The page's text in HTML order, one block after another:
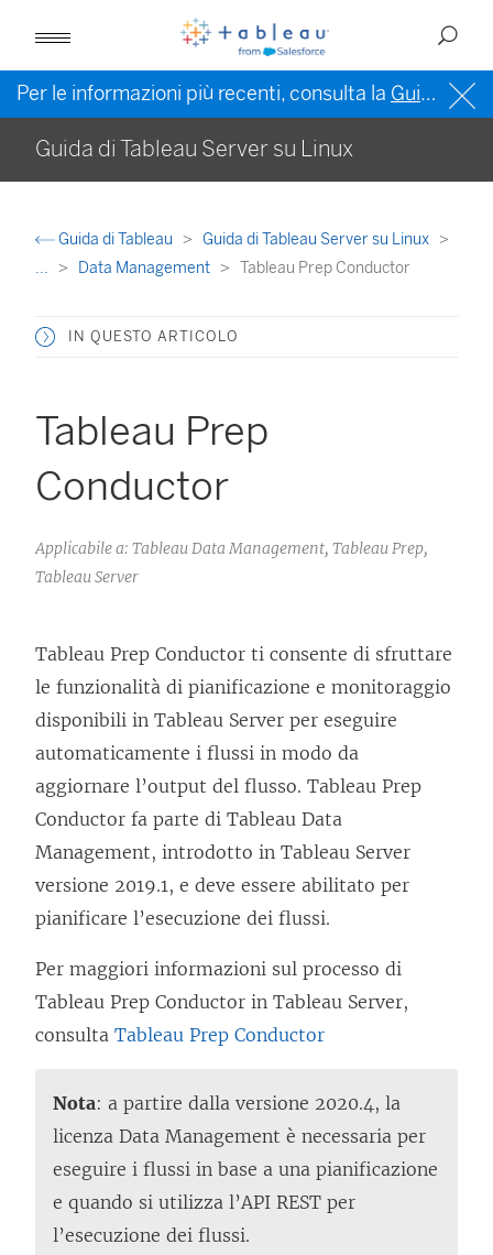
Per le informazioni più recenti, consulta la Guida di Tableau in inglese (Stati Uniti)
Guida di Tableau Server su Linux
Guida di Tableau
Guida di Tableau Server su Linux
...
Data Management Tableau Prep Conductor
IN QUESTO ARTICOLO
Tableau Prep
Conductor
Applicabile a: Tableau Data Management, Tableau Prep,
Tableau Server
Tableau Prep Conductor ti consente di sfruttare
le funzionalità di pianificazione e monitoraggio
disponibili in Tableau Server per eseguire
automaticamente i flussi in modo da
aggiornare l’output del flusso. Tableau Prep
Conductor fa parte di Tableau Data
Management, introdotto in Tableau Server
versione 2019.1, e deve essere abilitato per
pianificare l’esecuzione dei flussi.
Per maggiori informazioni sul processo di
Tableau Prep Conductor in Tableau Server,
consulta Tableau Prep Conductor
Nota: a partire dalla versione 2020.4, la
licenza Data Management è necessaria per
eseguire i flussi in base a una pianificazione
e quando si utilizza l’API REST per
l’esecuzione dei flussi.